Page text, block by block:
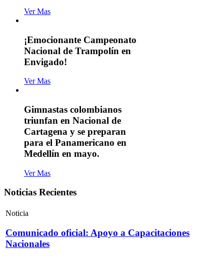
Ver Mas
¡Emocionante Campeonato
Nacional de Trampolín en
Envigado!
Ver Mas
Gimnastas colombianos
triunfan en Nacional de
Cartagena y se preparan
para el Panamericano en
Medellín en mayo.
Ver Mas
Noticias Recientes
Noticia
Comunicado oficial: Apoyo a Capacitaciones
Nacionales